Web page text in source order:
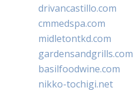
drivancastillo.com
cmmedspa.com
midletontkd.com
gardensandgrills.com
basilfoodwine.com
nikko-tochigi.net